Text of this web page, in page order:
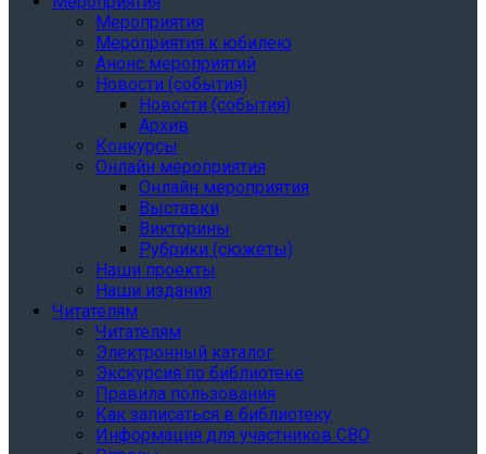
Мероприятия
Мероприятия к юбилею
Анонс мероприятий
Новости (события)
Новости (события)
Архив
Конкурсы
Онлайн мероприятия
Онлайн мероприятия
Выставки
Викторины
Рубрики (сюжеты)
Наши проекты
Наши издания
Читателям
Читателям
Электронный каталог
Экскурсия по библиотеке
Правила пользования
Как записаться в библиотеку
Информация для участников СВО